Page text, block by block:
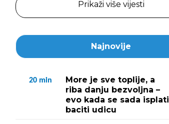
Prikaži više vijesti
Najnovije
20 min
More je sve toplije, a
riba danju bezvoljna –
evo kada se sada isplati
baciti udicu